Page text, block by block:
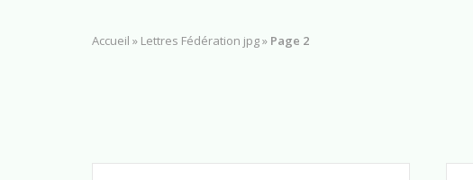
Accueil » Lettres Fédération jpg» Page 2